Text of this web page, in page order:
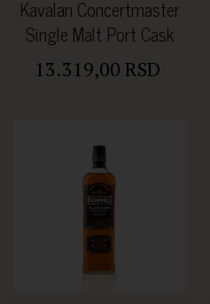
Kavalan Concertmaster
Single Malt Port Cask
finish 40% 0.7L
13.319,00 RSD